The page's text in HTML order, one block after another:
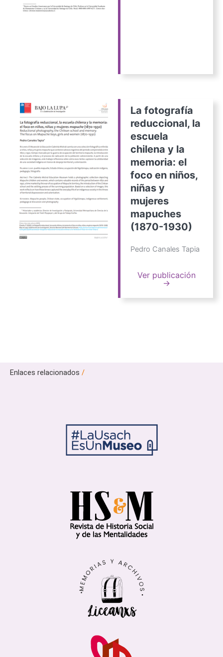
La fotografía
reduccional, la
escuela
chilena y la
memoria: el
foco en niños,
niñas y
mujeres
mapuches
(1870-1930)
Pedro Canales Tapia
Ver publicación
→
Enlaces relacionados /